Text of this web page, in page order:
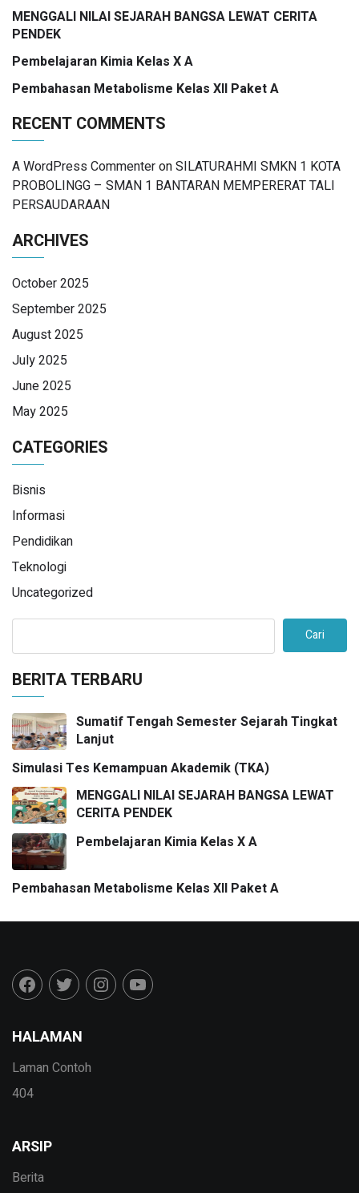
MENGGALI NILAI SEJARAH BANGSA LEWAT CERITA
PENDEK
Pembelajaran Kimia Kelas X A
Pembahasan Metabolisme Kelas XII Paket A
RECENT COMMENTS
A WordPress CommenteronSILATURAHMI SMKN 1 KOTA
PROBOLINGG – SMAN 1 BANTARAN MEMPERERAT TALI
PERSAUDARAAN
ARCHIVES
October 2025
September 2025
August 2025
July 2025
June 2025
May 2025
CATEGORIES
Bisnis
Informasi
Pendidikan
Teknologi
Uncategorized
Cari
BERITA TERBARU
Sumatif Tengah Semester Sejarah Tingkat
Lanjut
Simulasi Tes Kemampuan Akademik (TKA)
MENGGALI NILAI SEJARAH BANGSA LEWAT
CERITA PENDEK
Pembelajaran Kimia Kelas X A
Pembahasan Metabolisme Kelas XII Paket A
HALAMAN
Laman Contoh
404
ARSIP
Berita